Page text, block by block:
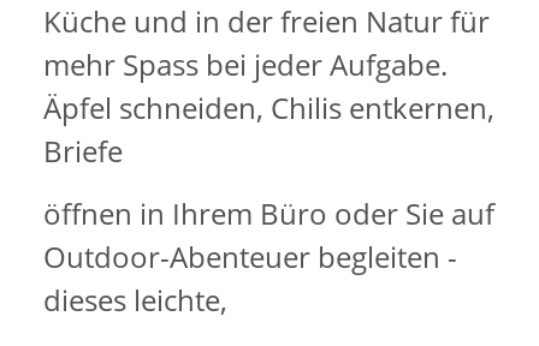
Küche und in der freien Natur für
mehr Spass bei jeder Aufgabe.
Äpfel schneiden, Chilis entkernen,
Briefe
öffnen in Ihrem Büro oder Sie auf
Outdoor-Abenteuer begleiten -
dieses leichte,